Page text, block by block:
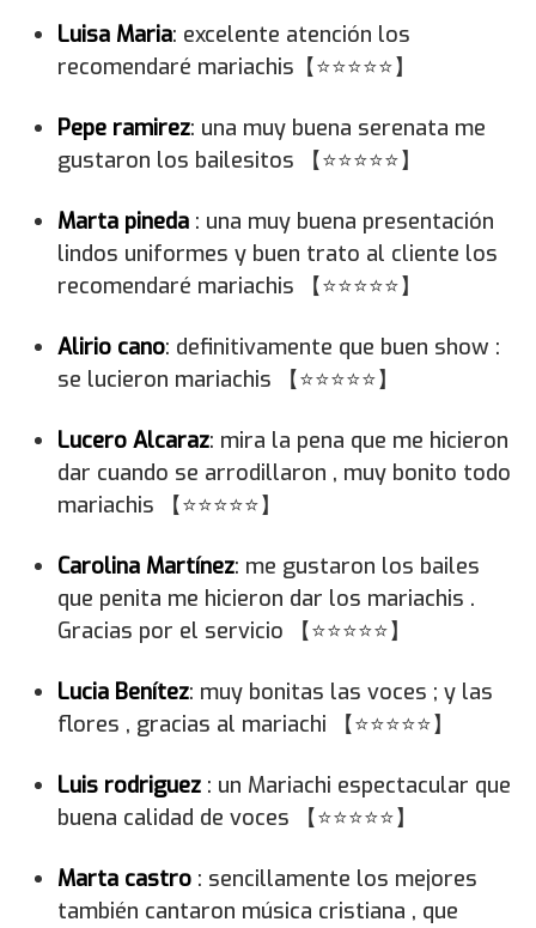
Luisa Maria: excelente atención los
recomendaré mariachis【⭐⭐⭐⭐⭐】
Pepe ramirez: una muy buena serenata me
gustaron los bailesitos 【⭐⭐⭐⭐⭐】
Marta pineda : una muy buena presentación
lindos uniformes y buen trato al cliente los
recomendaré mariachis 【⭐⭐⭐⭐⭐】
Alirio cano: definitivamente que buen show :
se lucieron mariachis 【⭐⭐⭐⭐⭐】
Lucero Alcaraz: mira la pena que me hicieron
dar cuando se arrodillaron , muy bonito todo
mariachis 【⭐⭐⭐⭐⭐】
Carolina Martínez: me gustaron los bailes
que penita me hicieron dar los mariachis .
Gracias por el servicio 【⭐⭐⭐⭐⭐】
Lucia Benítez: muy bonitas las voces ; y las
flores , gracias al mariachi 【⭐⭐⭐⭐⭐】
Luis rodriguez : un Mariachi espectacular que
buena calidad de voces 【⭐⭐⭐⭐⭐】
Marta castro : sencillamente los mejores
también cantaron música cristiana , que